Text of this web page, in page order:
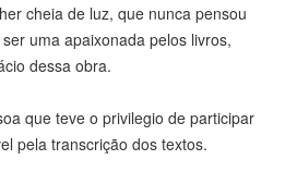
cheia de luz, que nunca pensou
uma apaixonada pelos livros,
dessa obra.
que teve o privilegio de participar
pela transcrição dos textos.